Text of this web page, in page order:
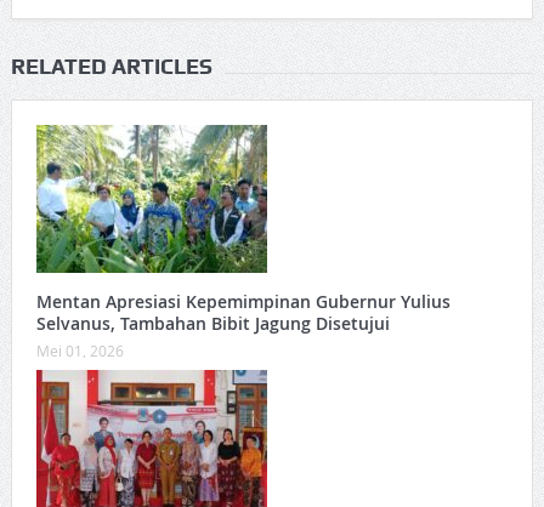
RELATED ARTICLES
Mentan Apresiasi Kepemimpinan Gubernur Yulius
Selvanus, Tambahan Bibit Jagung Disetujui
Mei 01, 2026